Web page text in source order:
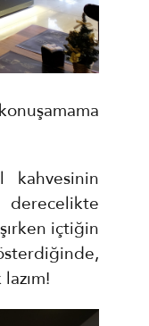
derecelikte
içtiğin